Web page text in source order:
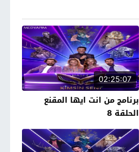
02:25:07
برنامج من انت ايها المقنع
الحلقة 8